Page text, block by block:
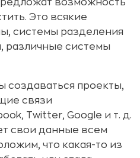
возможность
Это всякие
системы разделения
различные системы
создаваться проекты,
связи
Twitter, Google и т. д.
свои данные всем
что какая-то из